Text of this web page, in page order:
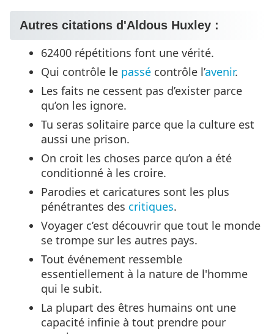
Autres citations d'Aldous Huxley :
62400 répétitions font une vérité.
Qui contrôle le passé contrôle l’avenir.
Les faits ne cessent pas d’exister parce
qu’on les ignore.
Tu seras solitaire parce que la culture est
aussi une prison.
On croit les choses parce qu’on a été
conditionné à les croire.
Parodies et caricatures sont les plus
pénétrantes des critiques.
Voyager c’est découvrir que tout le monde
se trompe sur les autres pays.
Tout événement ressemble
essentiellement à la nature de l'homme
qui le subit.
La plupart des êtres humains ont une
capacité infinie à tout prendre pour